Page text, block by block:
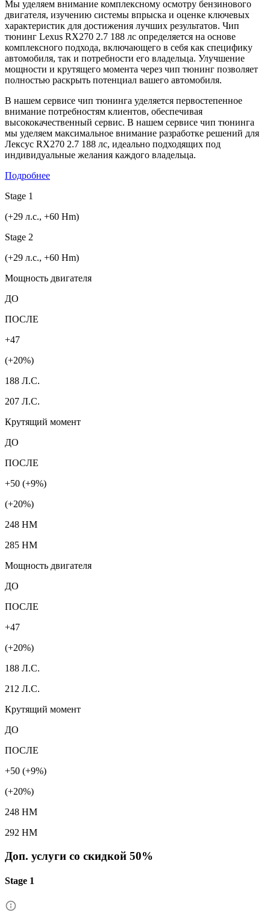
Мы уделяем внимание комплексному осмотру бензинового
двигателя, изучению системы впрыска и оценке ключевых
характеристик для достижения лучших результатов. Чип
тюнинг Lexus RX270 2.7 188 лс определяется на основе
комплексного подхода, включающего в себя как специфику
автомобиля, так и потребности его владельца. Улучшение
мощности и крутящего момента через чип тюнинг позволяет
полностью раскрыть потенциал вашего автомобиля.
В нашем сервисе чип тюнинга уделяется первостепенное
внимание потребностям клиентов, обеспечивая
высококачественный сервис. В нашем сервисе чип тюнинга
мы уделяем максимальное внимание разработке решений для
Лексус RX270 2.7 188 лс, идеально подходящих под
индивидуальные желания каждого владельца.
Подробнее
Stage 1
(+29 л.с., +60 Hm)
Stage 2
(+29 л.с., +60 Hm)
Мощность двигателя
ДО
ПОСЛЕ
+47
(+20%)
188 Л.С.
207 Л.С.
Крутящий момент
ДО
ПОСЛЕ
+50 (+9%)
(+20%)
248 HM
285 HM
Мощность двигателя
ДО
ПОСЛЕ
+47
(+20%)
188 Л.С.
212 Л.С.
Крутящий момент
ДО
ПОСЛЕ
+50 (+9%)
(+20%)
248 HM
292 HM
Доп. услуги со скидкой 50%
Stage 1